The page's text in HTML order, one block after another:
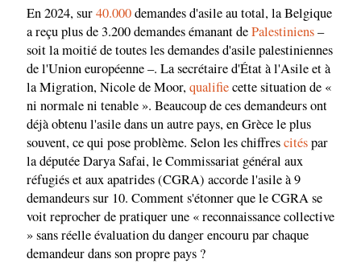
En 2024, sur40.000demandes d'asile au total, la Belgique
a reçu plus de 3.200 demandes émanant dePalestiniens–
soit la moitié de toutes les demandes d'asile palestiniennes
de l'Union européenne –. La secrétaire d'État à l'Asile et à
la Migration, Nicole de Moor,qualifiecette situation de «
ni normale ni tenable ». Beaucoup de ces demandeurs ont
déjà obtenu l'asile dans un autre pays, en Grèce le plus
souvent, ce qui pose problème. Selon les chiffrescitéspar
la députée Darya Safai, le Commissariat général aux
réfugiés et aux apatrides (CGRA) accorde l'asile à 9
demandeurs sur 10. Comment s'étonner que le CGRA se
voit reprocher de pratiquer une « reconnaissance collective
» sans réelle évaluation du danger encouru par chaque
demandeur dans son propre pays ?